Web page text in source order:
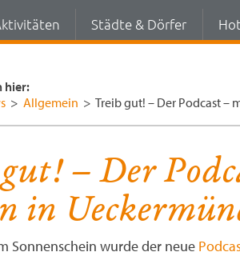
Städte & Dörfer
hier:
>Allgemein >Treib gut! – Der Podcast –
– Der
in
Sonnenschein wurde der neue